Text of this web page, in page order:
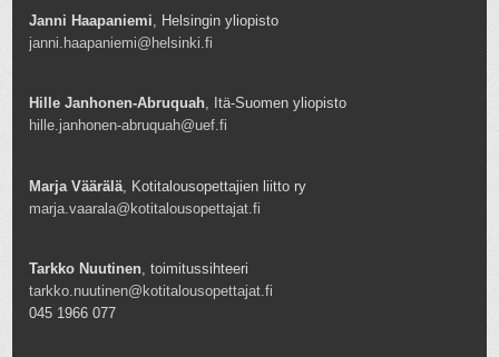
Janni Haapaniemi, Helsingin yliopisto
janni.haapaniemi@helsinki.fi
Hille Janhonen-Abruquah, Itä-Suomen yliopisto
hille.janhonen-abruquah@uef.fi
Marja Väärälä , Kotitalousopettajien liitto ry
marja.vaarala@kotitalousopettajat.fi
Tarkko Nuutinen , toimitussihteeri
tarkko.nuutinen@kotitalousopettajat.fi
045 1966 077